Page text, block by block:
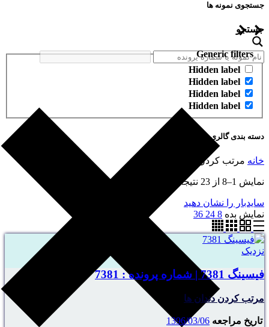
جستجوی نمونه ها
جستجو
Generic filters
Hidden label
Hidden label
Hidden label
Hidden label
دسته بندی گالری
خانه مرتب کردن دندان ها
نمایش 1–8 از 23 نتیجه
سایدبار را نشان دهید
نمایش بده 8
24
36
نزدیک
فیسینگ 7381 | شماره پرونده : 7381
مرتب کردن دندان ها
تاریخ مراجعه 1396/03/06